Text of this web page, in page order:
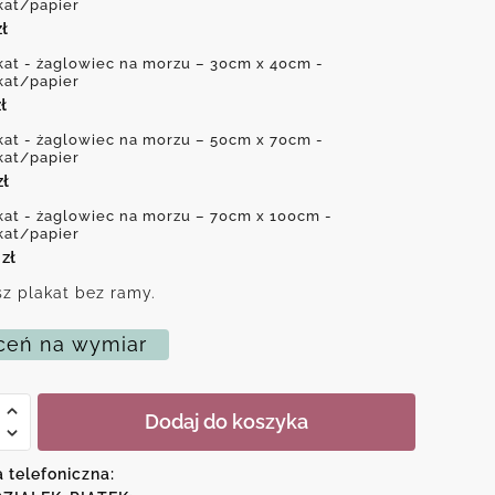
papier
- żaglowiec na morzu – 30cm x 40cm -
papier
- żaglowiec na morzu – 50cm x 70cm -
papier
- żaglowiec na morzu – 70cm x 100cm -
papier
zł
plakat bez ramy.
na wymiar
Dodaj do koszyka
telefoniczna: